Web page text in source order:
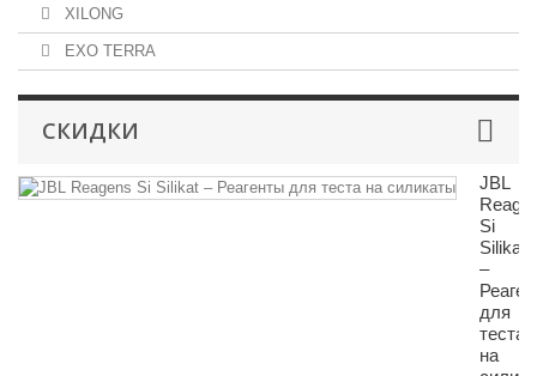
XILONG
EXO TERRA
СКИДКИ
JBL
Si
Silikat
–
для
теста
на